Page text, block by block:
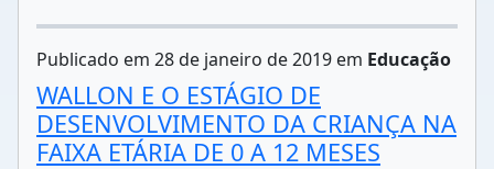
Publicado em 28 de janeiro de 2019 em Educação
WALLON E O ESTÁGIO DE
DESENVOLVIMENTO DA CRIANÇA NA
FAIXA ETÁRIA DE 0 A 12 MESES